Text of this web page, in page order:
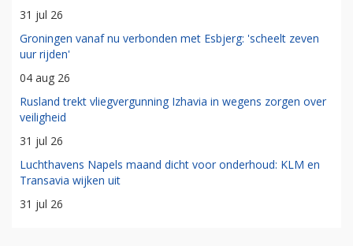
31 jul 26
Groningen vanaf nu verbonden met Esbjerg: 'scheelt zeven
uur rijden'
04 aug 26
Rusland trekt vliegvergunning Izhavia in wegens zorgen over
veiligheid
31 jul 26
Luchthavens Napels maand dicht voor onderhoud: KLM en
Transavia wijken uit
31 jul 26